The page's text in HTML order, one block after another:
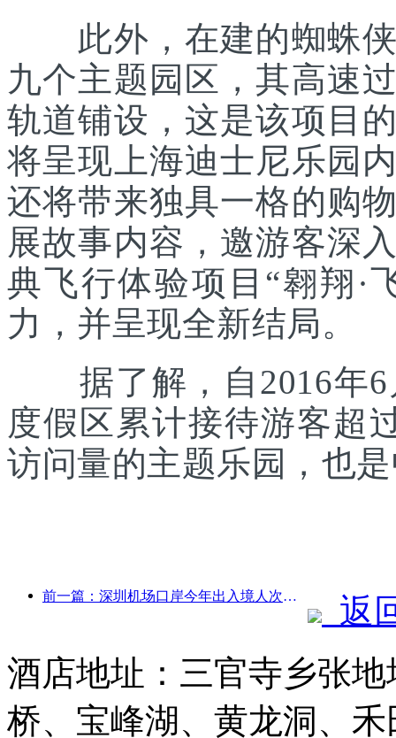
此外，在建的蜘蛛侠
九个主题园区，其高速
轨道铺设，这是该项目
将呈现上海迪士尼乐园
还将带来独具一格的购
展故事内容，邀游客深
典飞行体验项目“翱翔·
力，并呈现全新结局。
据了解，自2016年6
度假区累计接待游客超
访问量的主题乐园，也
前一篇：深圳机场口岸今年出入境人次突破300万，创历史同期新高
返
酒店地址：三官寺乡张
桥、宝峰湖、黄龙洞、